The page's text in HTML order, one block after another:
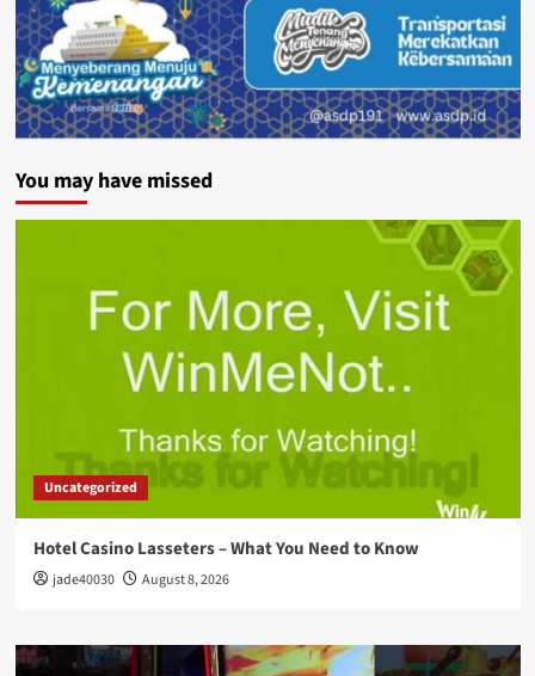
You may have missed
Uncategorized
Hotel Casino Lasseters – What You Need to Know
jade40030 August 8, 2026